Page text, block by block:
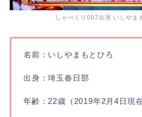
しゃべくり007出演 いしやま
名前：いしやまもとひろ
出身：埼玉春日部
年齢：22歳（2019年2月4日現在